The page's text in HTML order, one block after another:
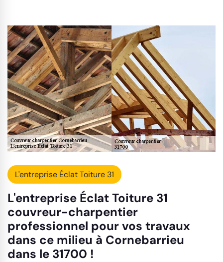
L'entreprise Éclat Toiture 31
L'entreprise Éclat Toiture 31
couvreur-charpentier
professionnel pour vos travaux
dans ce milieu à Cornebarrieu
dans le 31700 !